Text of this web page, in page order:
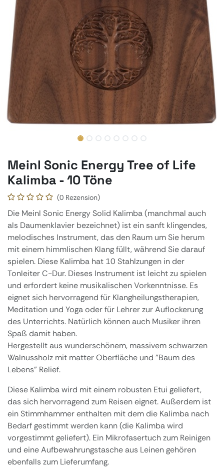
Meinl Sonic Energy Tree of Life
Kalimba - 10 Töne
(0 Rezension)
Die Meinl Sonic Energy Solid Kalimba (manchmal auch
als Daumenklavier bezeichnet) ist ein sanft klingendes,
melodisches Instrument, das den Raum um Sie herum
mit einem himmlischen Klang füllt, während Sie darauf
spielen. Diese Kalimba hat 10 Stahlzungen in der
Tonleiter C-Dur. Dieses Instrument ist leicht zu spielen
und erfordert keine musikalischen Vorkenntnisse. Es
eignet sich hervorragend für Klangheilungstherapien,
Meditation und Yoga oder für Lehrer zur Auflockerung
des Unterrichts. Natürlich können auch Musiker ihren
Spaß damit haben.
Hergestellt aus wunderschönem, massivem schwarzen
Walnussholz mit matter Oberfläche und "Baum des
Lebens" Relief.
Diese Kalimba wird mit einem robusten Etui geliefert,
das sich hervorragend zum Reisen eignet. Außerdem ist
ein Stimmhammer enthalten mit dem die Kalimba nach
Bedarf gestimmt werden kann (die Kalimba wird
vorgestimmt geliefert). Ein Mikrofasertuch zum Reinigen
und eine Aufbewahrungstasche aus Leinen gehören
ebenfalls zum Lieferumfang.